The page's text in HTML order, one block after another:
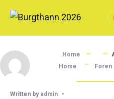
Skip
Home
Home
Foren
Written by admin •